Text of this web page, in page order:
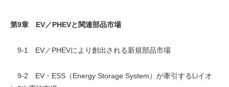
第9章 EV／PHEVと関連部品市場
9-1 EV／PHEVにより創出される新規部品市場
9-2 EV・ESS（Energy Storage System）が牽引するLiイオ